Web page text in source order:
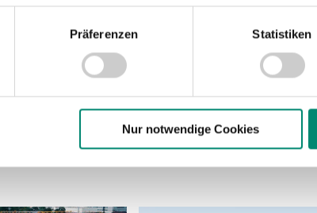
Inhalte und Anzeigen zu personalisieren, Funktionen
Website zu analysieren. Außerdem geben wir
Präferenzen Statistiken
Nur notwendige Cookies